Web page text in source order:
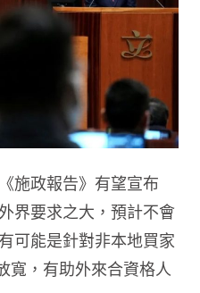
施政報告》有望宣布
界要求之大，預計不會
可能是針對非本地買家
寬，有助外來合資格人